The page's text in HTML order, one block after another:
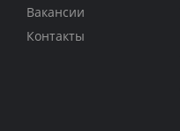
Вакансии
Контакты